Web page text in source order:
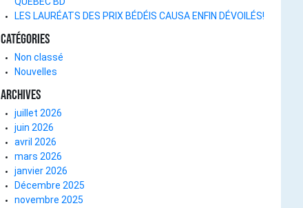
LES LAURÉATS DES PRIX BÉDÉIS CAUSA ENFIN DÉVOILÉS!
Catégories
Non classé
Nouvelles
Archives
juillet 2026
juin 2026
avril 2026
mars 2026
janvier 2026
Décembre 2025
novembre 2025